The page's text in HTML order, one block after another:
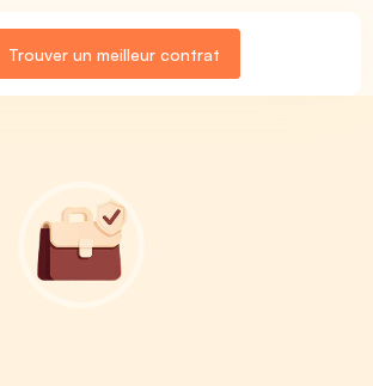
Trouver un meilleur contrat